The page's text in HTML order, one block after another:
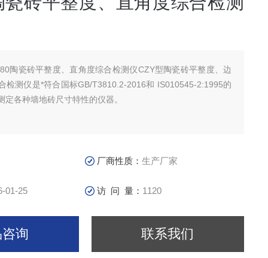
陶瓷砖平整度、直角度综合检测仪CZY型陶瓷砖平整度、边
检测仪是*符合国标GB/T3810.2-2016和 IS010545-2:1995的
定各种墙地砖尺寸特性的仪器。
厂商性质：生产厂家
01-25 访 问 量： 1120
询 联系我们